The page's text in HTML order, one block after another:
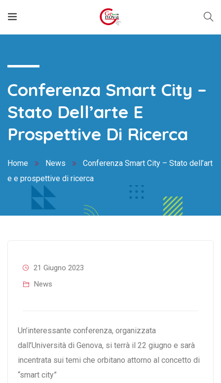
Conferenza Smart City –
Stato Dell’arte E
Prospettive Di Ricerca
Home News
Conferenza Smart City – Stato dell’art
e e prospettive di ricerca
21 Giugno 2023
News
Un’interessante conferenza, organizzata
dall’Università di Genova, si terrà il 22 giugno e sarà
incentrata sui temi che orbitano attorno al concetto di
“smart city”